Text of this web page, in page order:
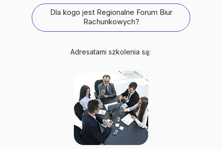
Dla kogo jest Regionalne Forum Biur
Rachunkowych?
Adresatami szkolenia są: